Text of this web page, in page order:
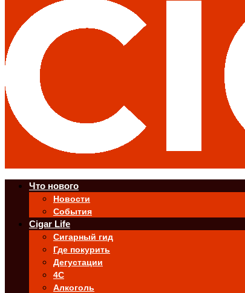
Что нового
Новости
События
Cigar Life
Сигарный гид
Где покурить
Дегустации
4C
Алкоголь